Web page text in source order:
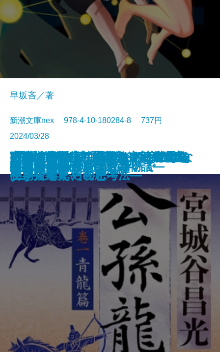
令和元年のテロリズム
ごんぎつね でんでんむしのかな
しみ―新美南吉傑作選―
古くてあたらしい仕事
絆―棋士たち 師弟の物語―
ごんぎつねの夢
小説8050
AI監獄ウイグル
夜の人々
可能性の怪物 文豪とアルケミス
ト短編集
VR浮遊館の謎―探偵AIのリアル・
ディープラーニング―
早坂吝／著
新潮文庫nex 978-4-10-180284-8 737円
2024/03/28
文庫電子書籍あり
公孫龍 巻一 青龍篇
上野アンダーグラウンド
おカネの教室―僕らがおかしなク
ラブで学んだ秘密―
羅城門に啼く
「科学的」は武器になる―世界を
生き抜くための思考法―
放浪・雪の夜―織田作之助傑作集
―
(霊媒の話より)題未定―安部公房
初期短編集―
空白の意匠―初期ミステリ傑作集
(二)―
わたしの名前を消さないで
幽世の薬剤師6